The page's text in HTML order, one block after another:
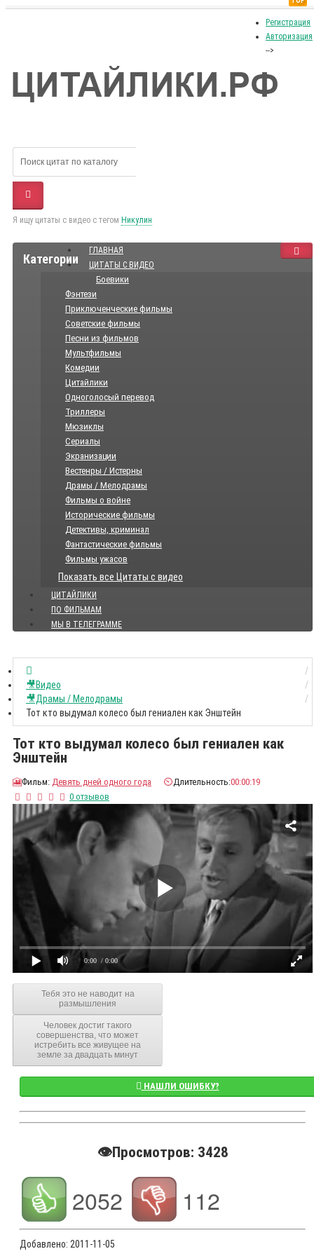
Регистрация
Авторизация
-->
Я ищу цитаты с видео с тегом Никулин
Категории
ГЛАВНАЯ
ЦИТАТЫ С ВИДЕО
Боевики
Фэнтези
Приключенческие фильмы
Советские фильмы
Песни из фильмов
Мультфильмы
Комедии
Цитайлики
Одноголосый перевод
Триллеры
Мюзиклы
Сериалы
Экранизации
Вестенры / Истерны
Драмы / Мелодрамы
Фильмы о войне
Исторические фильмы
Детективы, криминал
Фантастические фильмы
Фильмы ужасов
Показать все Цитаты с видео
ЦИТАЙЛИКИ
ПО ФИЛЬМАМ
МЫ В ТЕЛЕГРАММЕ
🎥Видео
🎥Драмы / Мелодрамы
Тот кто выдумал колесо был гениален как Энштейн
Тот кто выдумал колесо был гениален как
Энштейн
🎦Фильм: Девять дней одного года ⏲️Длительность:00:00:19
0 отзывов
0:00 / 0:00
Тебя это не наводит на
размышления
Человек достиг такого
совершенства, что может
истребить все живущее на
земле за двадцать минут
НАШЛИ ОШИБКУ?
👁️Просмотров: 3428
2052 112
Добавлено: 2011-11-05